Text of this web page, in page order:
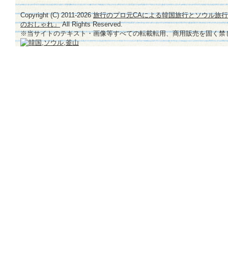
Copyright (C) 2011-2026旅行のプロ元CAによる韓国旅行とソウル旅
のおしゃれ」All Rights Reserved.
※当サイトのテキスト・画像等すべての転載転用、商用販売を固く禁